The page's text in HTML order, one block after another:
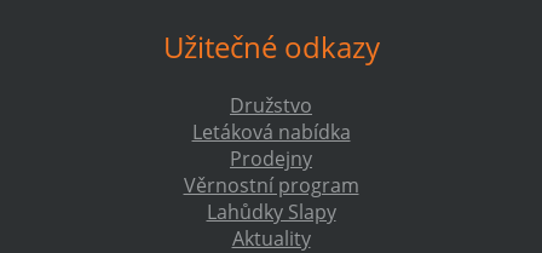
Užitečné odkazy
Družstvo
Letáková nabídka
Prodejny
Věrnostní program
Lahůdky Slapy
Aktuality